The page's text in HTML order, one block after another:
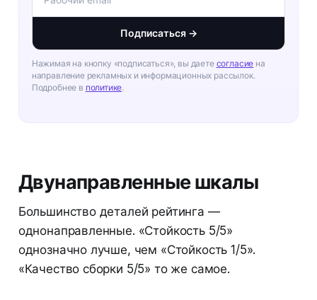
Подписаться →
Нажимая на кнопку «подписаться», вы даете согласие на
направление рекламных и информационных рассылок.
Подробнее в политике.
Двунаправленные шкалы
Большинство деталей рейтинга —
однонаправленные. «Стойкость 5/5»
однозначно лучше, чем «Стойкость 1/5».
«Качество сборки 5/5» то же самое.